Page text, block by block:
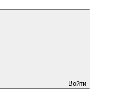
Войти